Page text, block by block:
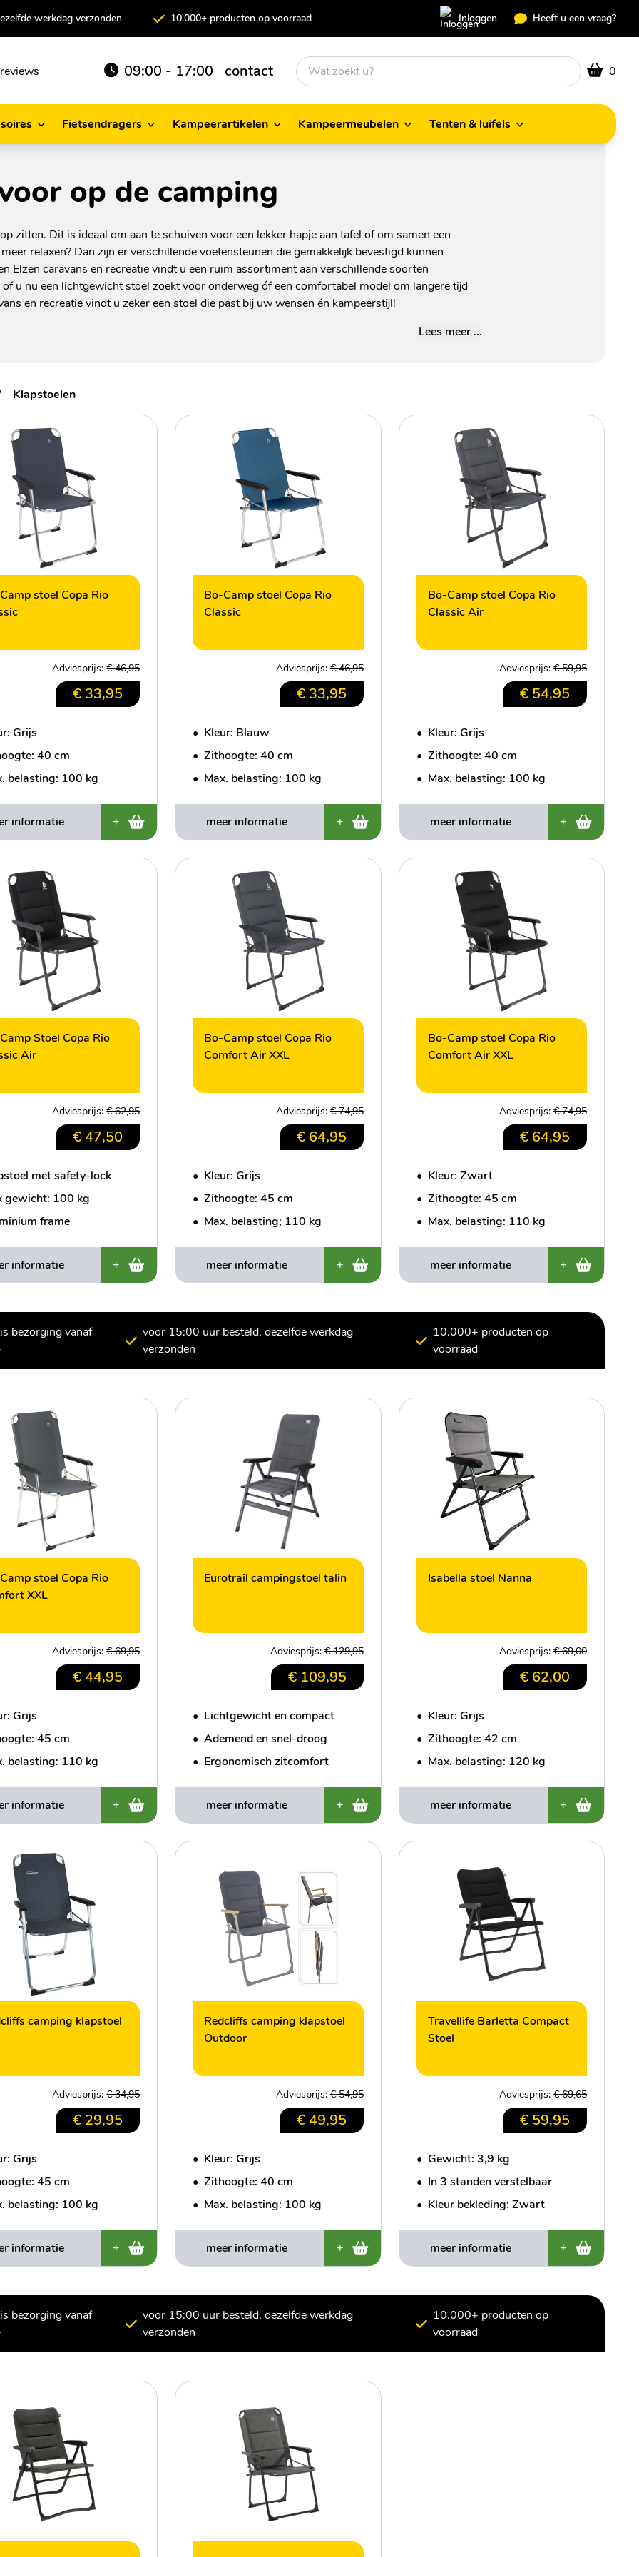
werkdag verzonden 10.000+ producten op voorraad Inloggen Heeft u een vraag?
09:00 - 17:00 contact 0
Fietsendragers
Kampeerartikelen
Kampeermeubelen
Tenten & luifels
op de camping
zitten. Dit is ideaal om aan te schuiven voor een lekker hapje aan tafel of om samen een
relaxen? Dan zijn er verschillende voetensteunen die gemakkelijk bevestigd kunnen
Elzen caravans en recreatie vindt u een ruim assortiment aan verschillende soorten
u nu een lichtgewicht stoel zoekt voor onderweg óf een comfortabel model om langere tijd
en recreatie vindt u zeker een stoel die past bij uw wensen én kampeerstijl!
Lees meer ...
Klapstoelen
stoel Copa Rio
Adviesprijs:€ 46,95
€ 33,95
Grijs
40 cm
belasting: 100 kg
informatie +
Bo-Camp stoel Copa Rio
Classic
Adviesprijs:€ 46,95
€ 33,95
• Kleur: Blauw
• Zithoogte: 40 cm
• Max. belasting: 100 kg
meer informatie +
Bo-Camp stoel Copa Rio
Classic Air
Adviesprijs: € 59,95
€ 54,95
• Kleur: Grijs
• Zithoogte: 40 cm
• Max. belasting: 100 kg
meer informatie +
Stoel Copa Rio
Air
Adviesprijs:€ 62,95
€ 47,50
met safety-lock
gewicht: 100 kg
frame
informatie +
Bo-Camp stoel Copa Rio
Comfort Air XXL
Adviesprijs:€ 74,95
€ 64,95
• Kleur: Grijs
• Zithoogte: 45 cm
• Max. belasting; 110 kg
meer informatie +
Bo-Camp stoel Copa Rio
Comfort Air XXL
Adviesprijs: € 74,95
€ 64,95
• Kleur: Zwart
• Zithoogte: 45 cm
• Max. belasting: 110 kg
meer informatie +
bezorging vanaf
voor 15:00 uur besteld, dezelfde werkdag
verzonden
10.000+ producten op
voorraad
stoel Copa Rio
XXL
Adviesprijs:€ 69,95
€ 44,95
Grijs
45 cm
belasting: 110 kg
informatie +
Eurotrail campingstoel talin
Adviesprijs:€ 129,95
€ 109,95
• Lichtgewicht en compact
• Ademend en snel-droog
• Ergonomisch zitcomfort
meer informatie +
Isabella stoel Nanna
Adviesprijs: € 69,00
€ 62,00
• Kleur: Grijs
• Zithoogte: 42 cm
• Max. belasting: 120 kg
meer informatie +
camping klapstoel
Adviesprijs:€ 34,95
€ 29,95
Grijs
45 cm
belasting: 100 kg
informatie +
Redcliffs camping klapstoel
Outdoor
Adviesprijs:€ 54,95
€ 49,95
• Kleur: Grijs
• Zithoogte: 40 cm
• Max. belasting: 100 kg
meer informatie +
Travellife Barletta Compact
Stoel
Adviesprijs: € 69,65
€ 59,95
• Gewicht: 3,9 kg
• In 3 standen verstelbaar
• Kleur bekleding: Zwart
meer informatie +
bezorging vanaf
voor 15:00 uur besteld, dezelfde werkdag
verzonden
10.000+ producten op
voorraad